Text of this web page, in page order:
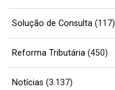
Solução de Consulta (117)
Reforma Tributária (450)
Notícias (3.137)